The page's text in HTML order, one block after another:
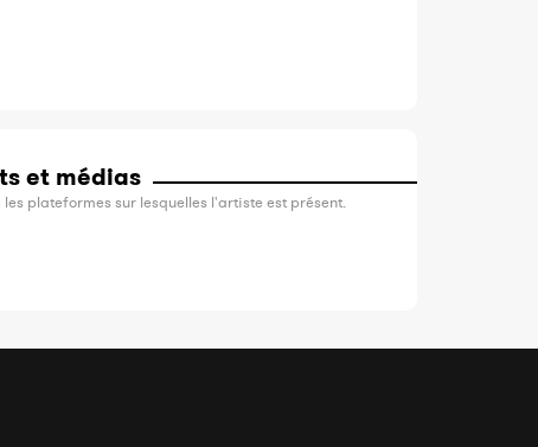
et médias
les plateformes sur lesquelles l'artiste est présent.